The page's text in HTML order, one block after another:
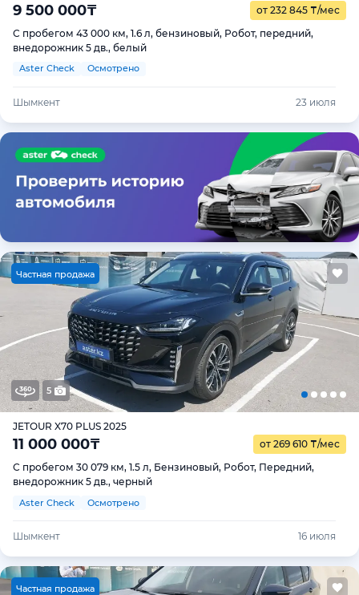
9 500 000₸ от 232 845 ₸/мес
С пробегом 43 000 км, 1.6 л, бензиновый, Робот, передний,
внедорожник 5 дв., белый
Aster Check Осмотрено
Шымкент 23 июля
Частная продажа
5
JETOUR X70 PLUS 2025
11 000 000₸ от 269 610 ₸/мес
С пробегом 30 079 км, 1.5 л, Бензиновый, Робот, Передний,
внедорожник 5 дв., черный
Aster Check Осмотрено
Шымкент 16 июля
Частная продажа